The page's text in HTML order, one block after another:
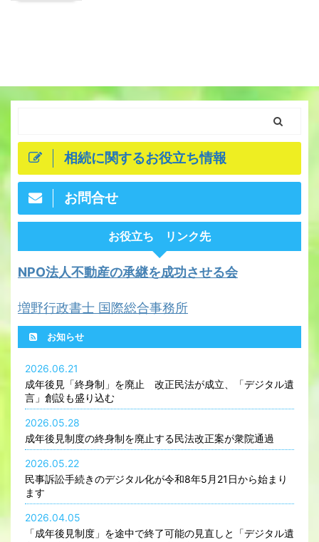
相続に関するお役立ち情報
お問合せ
お役立ち リンク先
NPO法人不動産の承継を成功させる会
増野行政書士 国際総合事務所
お知らせ
2026.06.21
成年後見「終身制」を廃止 改正民法が成立、「デジタル遺
言」創設も盛り込む
2026.05.28
成年後見制度の終身制を廃止する民法改正案が衆院通過
2026.05.22
民事訴訟手続きのデジタル化が令和8年5月21日から始まり
ます
2026.04.05
「成年後見制度」を途中で終了可能の見直しと「デジタル遺